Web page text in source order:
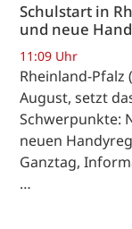
Schulstart in
und neue
11:09 Uhr
Rheinland-Pfalz
August, setzt
Schwerpunkte:
neuen
Ganztag,
…